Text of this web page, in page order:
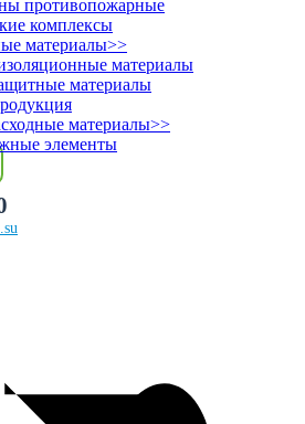
противопожарные
комплексы
материалы>>
материалы
материалы
материалы>>
элементы